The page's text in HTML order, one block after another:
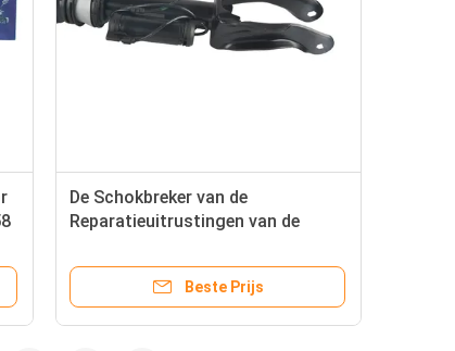
De Schokbreker van de
Reparatieuitrustingen van de
OEM 1663201313 1663201413
Beste Prijs